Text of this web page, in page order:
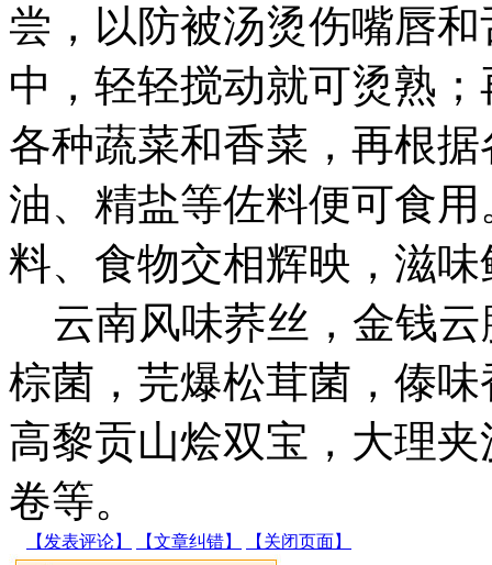
尝，以防被汤烫伤嘴唇
中，轻轻搅动就可烫熟
各种蔬菜和香菜，再根
油、精盐等佐料便可食
料、食物交相辉映，滋
云南风味荞丝，金钱云
棕菌，芫爆松茸菌，傣
高黎贡山烩双宝，大理
卷等。
【发表评论】 【文章纠错】 【关闭页面】